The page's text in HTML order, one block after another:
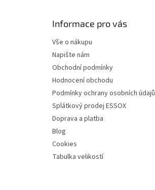
Informace pro vás
Vše o nákupu
Napište nám
Obchodní podmínky
Hodnocení obchodu
Podmínky ochrany osobních údajů
Splátkový prodej ESSOX
Doprava a platba
Blog
Cookies
Tabulka velikostí